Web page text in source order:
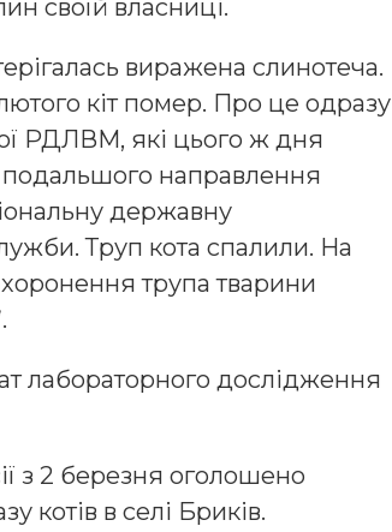
своїй власниці.
виражена слинотеча.
кіт помер. Про це одразу
РДЛВМ, які цього ж дня
направлення
державну
Труп кота спалили. На
трупа тварини
лабораторного дослідження
з 2 березня оголошено
котів в селі Бриків.